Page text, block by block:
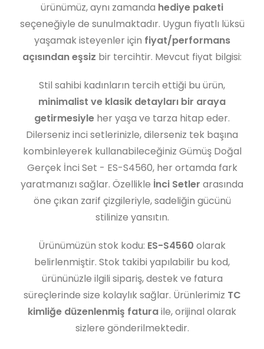
ürünümüz, aynı zamanda hediye paketi
seçeneğiyle de sunulmaktadır. Uygun fiyatlı lüksü
yaşamak isteyenler için fiyat/performans
açısından eşsiz bir tercihtir. Mevcut fiyat bilgisi:
Stil sahibi kadınların tercih ettiği bu ürün,
minimalist ve klasik detayları bir araya
getirmesiyle her yaşa ve tarza hitap eder.
Dilerseniz inci setlerinizle, dilerseniz tek başına
kombinleyerek kullanabileceğiniz Gümüş Doğal
Gerçek İnci Set - ES-S4560, her ortamda fark
yaratmanızı sağlar. Özellikle İnci Setler arasında
öne çıkan zarif çizgileriyle, sadeliğin gücünü
stilinize yansıtın.
Ürünümüzün stok kodu: ES-S4560 olarak
belirlenmiştir. Stok takibi yapılabilir bu kod,
ürününüzle ilgili sipariş, destek ve fatura
süreçlerinde size kolaylık sağlar. Ürünlerimiz TC
kimliğe düzenlenmiş faturaile, orijinal olarak
sizlere gönderilmektedir.